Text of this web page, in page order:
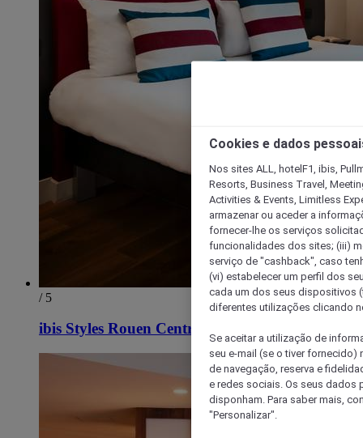
/ 5
ibis Styles Rouen Centre Cathedrale
Cookies e dados
Nos sites ALL, hotelF1, ibis,
Resorts, Business Travel,
Activities & Events, Limitless
armazenar ou aceder a
fornecer-lhe os serviços
funcionalidades dos sites; (iii)
serviço de "cashback", caso
(vi) estabelecer um perfil dos
cada um dos seus dispositivos
diferentes utilizações clicando
Se aceitar a utilização de
seu e-mail (se o tiver
de navegação, reserva e
e redes sociais. Os seus dados
disponham. Para saber mais,
"Personalizar".